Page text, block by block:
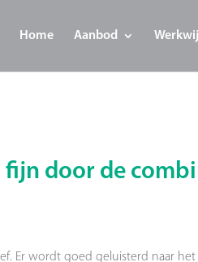
Home Aanbod
door de
Er wordt goed geluisterd naar